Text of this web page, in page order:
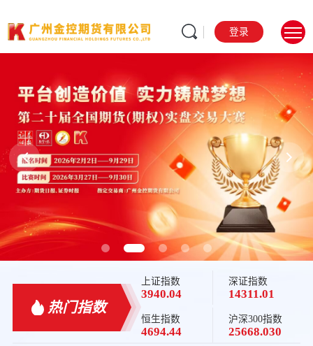
登录
规范 务实 稳健 发展
Standardized, pragmatic, steady development
热门指数
上证指数
3940.04
深证指数
14311.01
恒生指数
4694.44
沪深300指数
25668.030